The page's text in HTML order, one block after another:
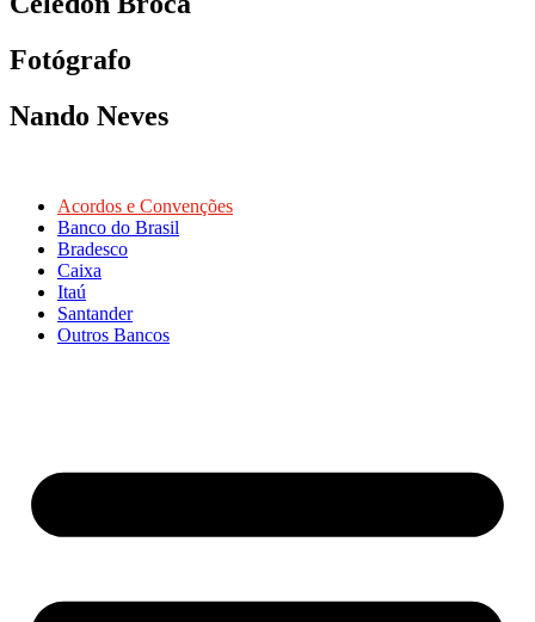
Fotógrafo
Nando Neves
Acordos e Convenções
Banco do Brasil
Bradesco
Caixa
Itaú
Santander
Outros Bancos